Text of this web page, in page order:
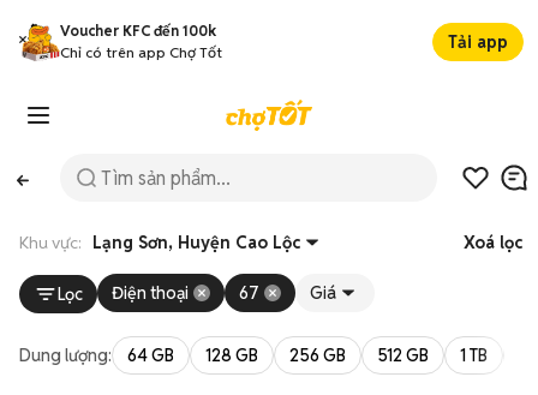
Voucher KFC đến 100k
Chỉ có trên app Chợ Tốt
Tải app
Khu vực: Lạng Sơn, Huyện Cao Lộc Xoá lọc
Lọc Điện thoại 67 Giá
Dung lượng: 64 GB 128 GB 256 GB 512 GB 1 TB